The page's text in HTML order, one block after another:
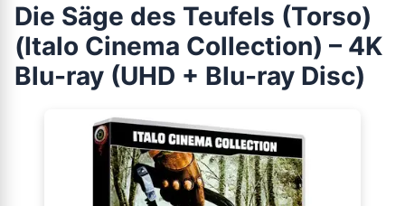
Die Säge des Teufels (Torso)
(Italo Cinema Collection) – 4K
Blu-ray (UHD + Blu-ray Disc)